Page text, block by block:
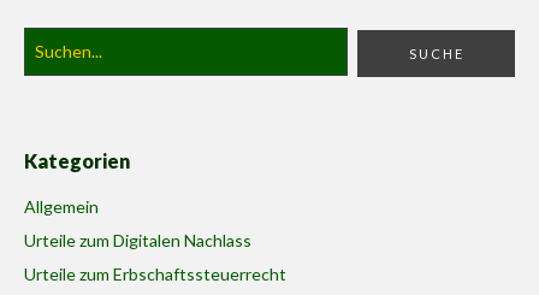
Kategorien
Allgemein
Urteile zum Digitalen Nachlass
Urteile zum Erbschaftssteuerrecht